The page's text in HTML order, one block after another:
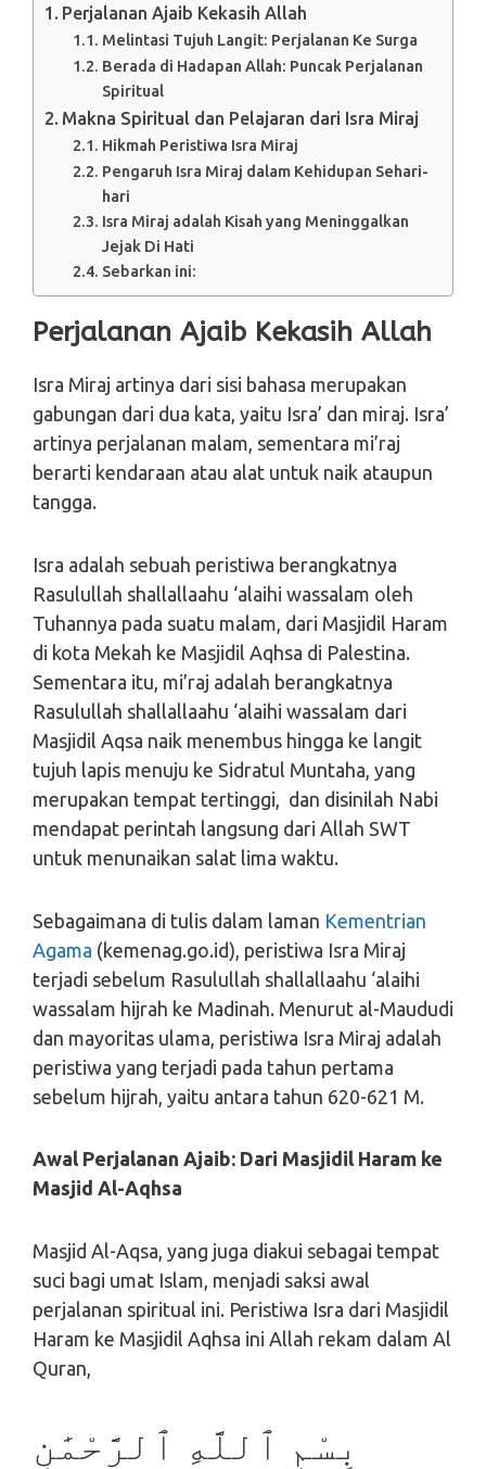
Perjalanan Ajaib Kekasih Allah
Melintasi Tujuh Langit: Perjalanan Ke Surga
Berada di Hadapan Allah: Puncak Perjalanan
Spiritual
Makna Spiritual dan Pelajaran dari Isra Miraj
Hikmah Peristiwa Isra Miraj
Pengaruh Isra Miraj dalam Kehidupan Sehari-
hari
Isra Miraj adalah Kisah yang Meninggalkan
Jejak Di Hati
Sebarkan ini:
Perjalanan Ajaib Kekasih Allah
Isra Miraj artinya dari sisi bahasa merupakan
gabungan dari dua kata, yaitu Isra’ dan miraj. Isra’
artinya perjalanan malam, sementara mi’raj
berarti kendaraan atau alat untuk naik ataupun
tangga.
Isra adalah sebuah peristiwa berangkatnya
Rasulullah shallallaahu ‘alaihi wassalam oleh
Tuhannya pada suatu malam, dari Masjidil Haram
di kota Mekah ke Masjidil Aqhsa di Palestina.
Sementara itu, mi’raj adalah berangkatnya
Rasulullah shallallaahu ‘alaihi wassalam dari
Masjidil Aqsa naik menembus hingga ke langit
tujuh lapis menuju ke Sidratul Muntaha, yang
merupakan tempat tertinggi, dan disinilah Nabi
mendapat perintah langsung dari Allah SWT
untuk menunaikan salat lima waktu.
Sebagaimana di tulis dalam laman Kementrian
Agama (kemenag.go.id), peristiwa Isra Miraj
terjadi sebelum Rasulullah shallallaahu ‘alaihi
wassalam hijrah ke Madinah. Menurut al-Maududi
dan mayoritas ulama, peristiwa Isra Miraj adalah
peristiwa yang terjadi pada tahun pertama
sebelum hijrah, yaitu antara tahun 620-621 M.
Awal Perjalanan Ajaib: Dari Masjidil Haram ke
Masjid Al-Aqhsa
Masjid Al-Aqsa, yang juga diakui sebagai tempat
suci bagi umat Islam, menjadi saksi awal
perjalanan spiritual ini. Peristiwa Isra dari Masjidil
Haram ke Masjidil Aqhsa ini Allah rekam dalam Al
Quran,
بِسْمِ ٱللَّهِ ٱلرَّحْمَٰنِ